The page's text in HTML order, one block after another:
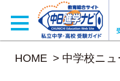
HOME > 中学校ニュ